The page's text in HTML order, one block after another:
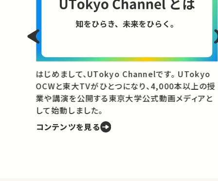
はじめまして、UTokyo Channelです。 UTokyo
OCWと東大TVがひとつになり、4,000本以上の授
業や講演を公開する東京大学公式動画メディアと
して始動しました。
コンテンツを見る